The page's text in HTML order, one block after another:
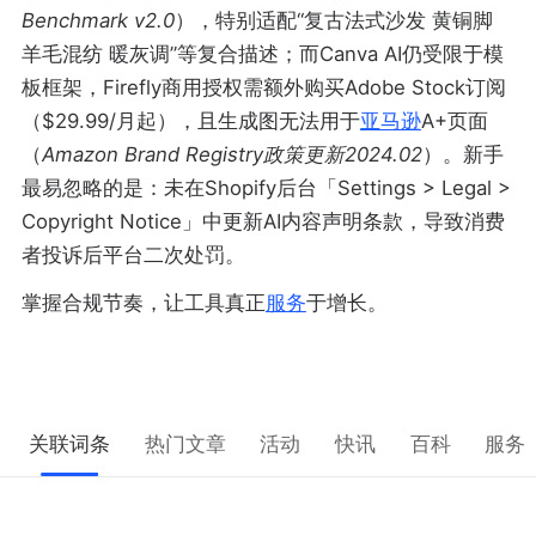
Benchmark v2.0），特别适配“复古法式沙发 黄铜脚
羊毛混纺 暖灰调”等复合描述；而Canva AI仍受限于模
板框架，Firefly商用授权需额外购买Adobe Stock订阅
（$29.99/月起），且生成图无法用于亚马逊A+页面
（Amazon Brand Registry政策更新2024.02）。新手
最易忽略的是：未在Shopify后台「Settings > Legal >
Copyright Notice」中更新AI内容声明条款，导致消费
者投诉后平台二次处罚。
掌握合规节奏，让工具真正服务于增长。
关联词条 热门文章 活动 快讯 百科 服务